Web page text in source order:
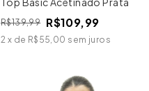
R$139,99 R$109,99
2 x de R$55,00 sem juros